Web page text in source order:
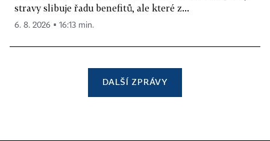
stravy slibuje řadu benefitů, ale které z...
6. 8. 2026 ▪ 16:13 min.
DALŠÍ ZPRÁVY